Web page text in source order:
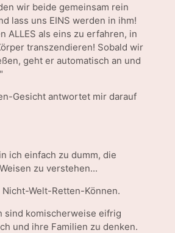
wir beide gemeinsam rein
lass uns EINS werden in ihm!
ALLES als eins zu erfahren, in
transzendieren! Sobald wir
geht er automatisch an und
Gesicht antwortet mir darauf
ich einfach zu dumm, die
zu verstehen...
Welt-Retten-Können.
sind komischerweise eifrig
und ihre Familien zu denken.